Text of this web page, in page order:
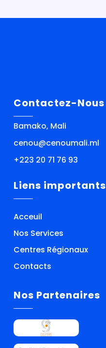
Contactez-Nous
Bamako, Mali
cenou@cenoumali.ml
+223 20 71 76 93
Liens importants
Acceuil
Nos Services
Centres Régionaux
Contacts
Nos Partenaires